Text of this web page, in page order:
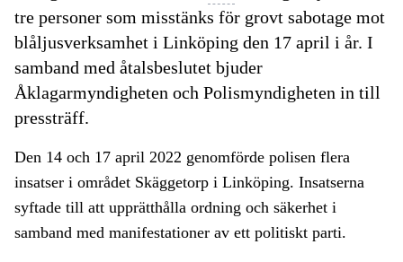
tre personer som misstänks för grovt sabotage mot
blåljusverksamhet i Linköping den 17 april i år. I
samband med åtalsbeslutet bjuder
Åklagarmyndigheten och Polismyndigheten in till
pressträff.
Den 14 och 17 april 2022 genomförde polisen flera
insatser i området Skäggetorp i Linköping. Insatserna
syftade till att upprätthålla ordning och säkerhet i
samband med manifestationer av ett politiskt parti.